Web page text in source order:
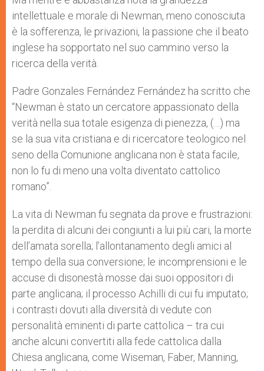
intellettuale e morale di Newman, meno conosciuta
è la sofferenza, le privazioni, la passione che il beato
inglese ha sopportato nel suo cammino verso la
ricerca della verità.
Padre Gonzales Fernández Fernández ha scritto che
“Newman è stato un cercatore appassionato della
verità nella sua totale esigenza di pienezza, (…) ma
se la sua vita cristiana e di ricercatore teologico nel
seno della Comunione anglicana non è stata facile,
non lo fu di meno una volta diventato cattolico
romano”.
La vita di Newman fu segnata da prove e frustrazioni:
la perdita di alcuni dei congiunti a lui più cari, la morte
dell’amata sorella; l’allontanamento degli amici al
tempo della sua conversione; le incomprensioni e le
accuse di disonestà mosse dai suoi oppositori di
parte anglicana; il processo Achilli di cui fu imputato;
i contrasti dovuti alla diversità di vedute con
personalità eminenti di parte cattolica – tra cui
anche alcuni convertiti alla fede cattolica dalla
Chiesa anglicana, come Wiseman, Faber, Manning,